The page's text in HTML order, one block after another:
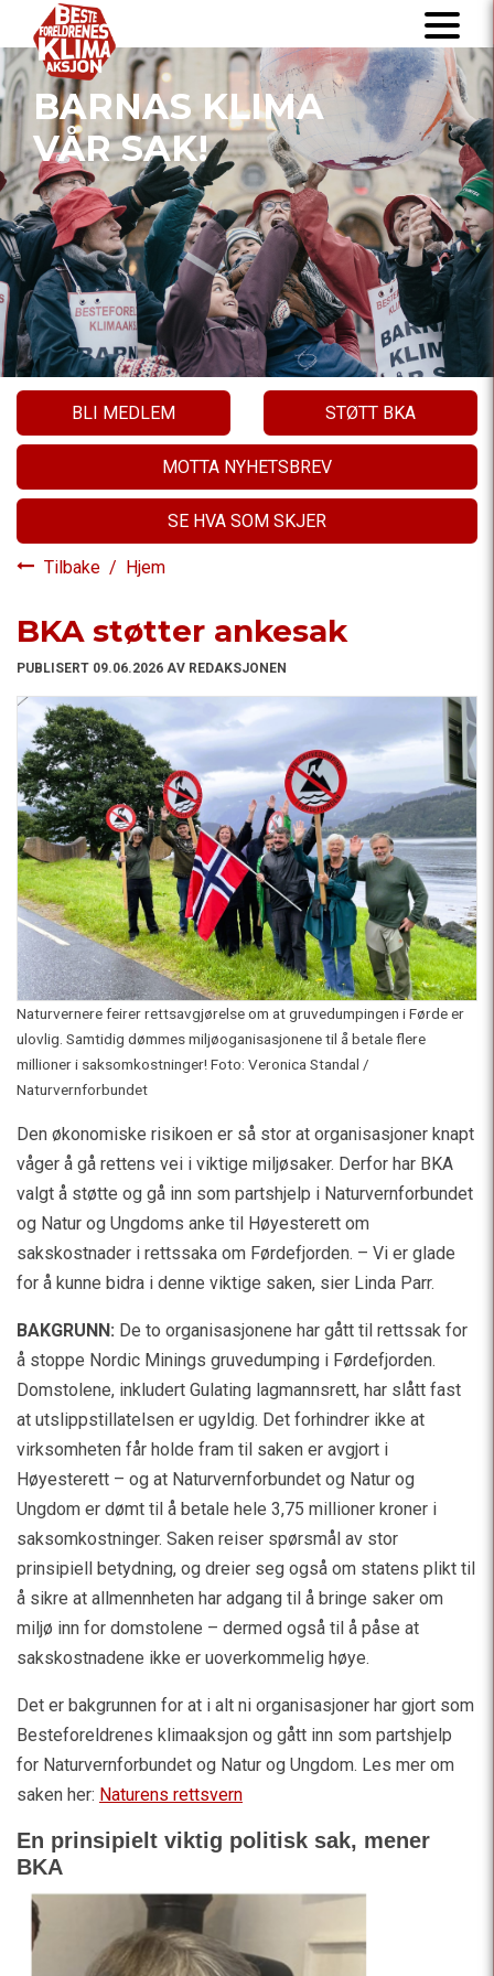
BARNAS KLIMA
VÅR SAK!
BLI MEDLEM STØTT BKA
MOTTA NYHETSBREV
SE HVA SOM SKJER
Tilbake / Hjem
BKA støtter ankesak
PUBLISERT 09.06.2026 AV REDAKSJONEN
Naturvernere feirer rettsavgjørelse om at gruvedumpingen i Førde er
ulovlig. Samtidig dømmes miljøoganisasjonene til å betale flere
millioner i saksomkostninger! Foto: Veronica Standal /
Naturvernforbundet
Den økonomiske risikoen er så stor at organisasjoner knapt
våger å gå rettens vei i viktige miljøsaker. Derfor har BKA
valgt å støtte og gå inn som partshjelp i Naturvernforbundet
og Natur og Ungdoms anke til Høyesterett om
sakskostnader i rettssaka om Førdefjorden. – Vi er glade
for å kunne bidra i denne viktige saken, sier Linda Parr.
BAKGRUNN: De to organisasjonene har gått til rettssak for
å stoppe Nordic Minings gruvedumping i Førdefjorden.
Domstolene, inkludert Gulating lagmannsrett, har slått fast
at utslippstillatelsen er ugyldig. Det forhindrer ikke at
virksomheten får holde fram til saken er avgjort i
Høyesterett – og at Naturvernforbundet og Natur og
Ungdom er dømt til å betale hele 3,75 millioner kroner i
saksomkostninger. Saken reiser spørsmål av stor
prinsipiell betydning, og dreier seg også om statens plikt til
å sikre at allmennheten har adgang til å bringe saker om
miljø inn for domstolene – dermed også til å påse at
sakskostnadene ikke er uoverkommelig høye.
Det er bakgrunnen for at i alt ni organisasjoner har gjort som
Besteforeldrenes klimaaksjon og gått inn som partshjelp
for Naturvernforbundet og Natur og Ungdom. Les mer om
saken her: Naturens rettsvern
En prinsipielt viktig politisk sak, mener
BKA